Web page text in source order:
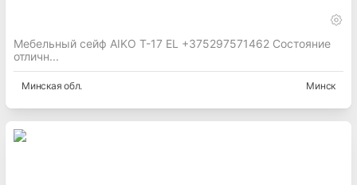
Мебельный сейф AIKO T-17 EL +375297571462 Состояние
отличн...
Минская обл. Минск